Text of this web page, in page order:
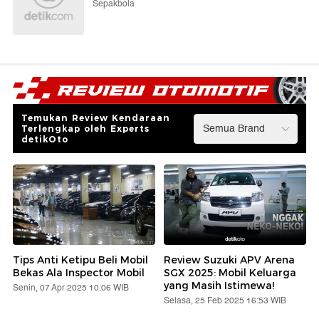
Sepakbola
Temukan Review Kendaraan
Terlengkap oleh Experts
detikOto
Tips Anti Ketipu Beli Mobil
Bekas Ala Inspector Mobil
Senin, 07 Apr 2025 10:06 WIB
Review Suzuki APV Arena
SGX 2025: Mobil Keluarga
yang Masih Istimewa!
Selasa, 25 Feb 2025 16:53 WIB